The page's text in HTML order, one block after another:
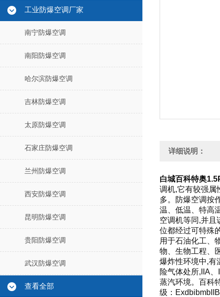
工业防爆空调厂家
南宁防爆空调
南阳防爆空调
哈尔滨防爆空调
吉林防爆空调
太原防爆空调
石家庄防爆空调
兰州防爆空调
西安防爆空调
昆明防爆空调
贵阳防爆空调
武汉防爆空调
查看全部
详细说明：
白城百科特奥
调机,它有较强属
多。
防爆空调按
温、低温、特高
空调机等同,并且
位都经过可特殊
用于石油化工、
物、生物工程、
爆炸性环境中,有
险气体处所,IIA
蒸汽环境。百科
级：